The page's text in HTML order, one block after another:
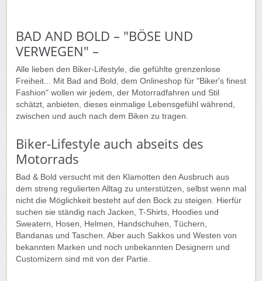
BAD AND BOLD – "BÖSE UND
VERWEGEN" –
Alle lieben den Biker-Lifestyle, die gefühlte grenzenlose
Freiheit... Mit Bad and Bold, dem Onlineshop für "Biker's finest
Fashion" wollen wir jedem, der Motorradfahren und Stil
schätzt, anbieten, dieses einmalige Lebensgefühl während,
zwischen und auch nach dem Biken zu tragen.
Biker-Lifestyle auch abseits des
Motorrads
Bad & Bold versucht mit den Klamotten den Ausbruch aus
dem streng regulierten Alltag zu unterstützen, selbst wenn mal
nicht die Möglichkeit besteht auf den Bock zu steigen. Hierfür
suchen sie ständig nach Jacken, T-Shirts, Hoodies und
Sweatern, Hosen, Helmen, Handschuhen, Tüchern,
Bandanas und Taschen. Aber auch Sakkos und Westen von
bekannten Marken und noch unbekannten Designern und
Customizern sind mit von der Partie.